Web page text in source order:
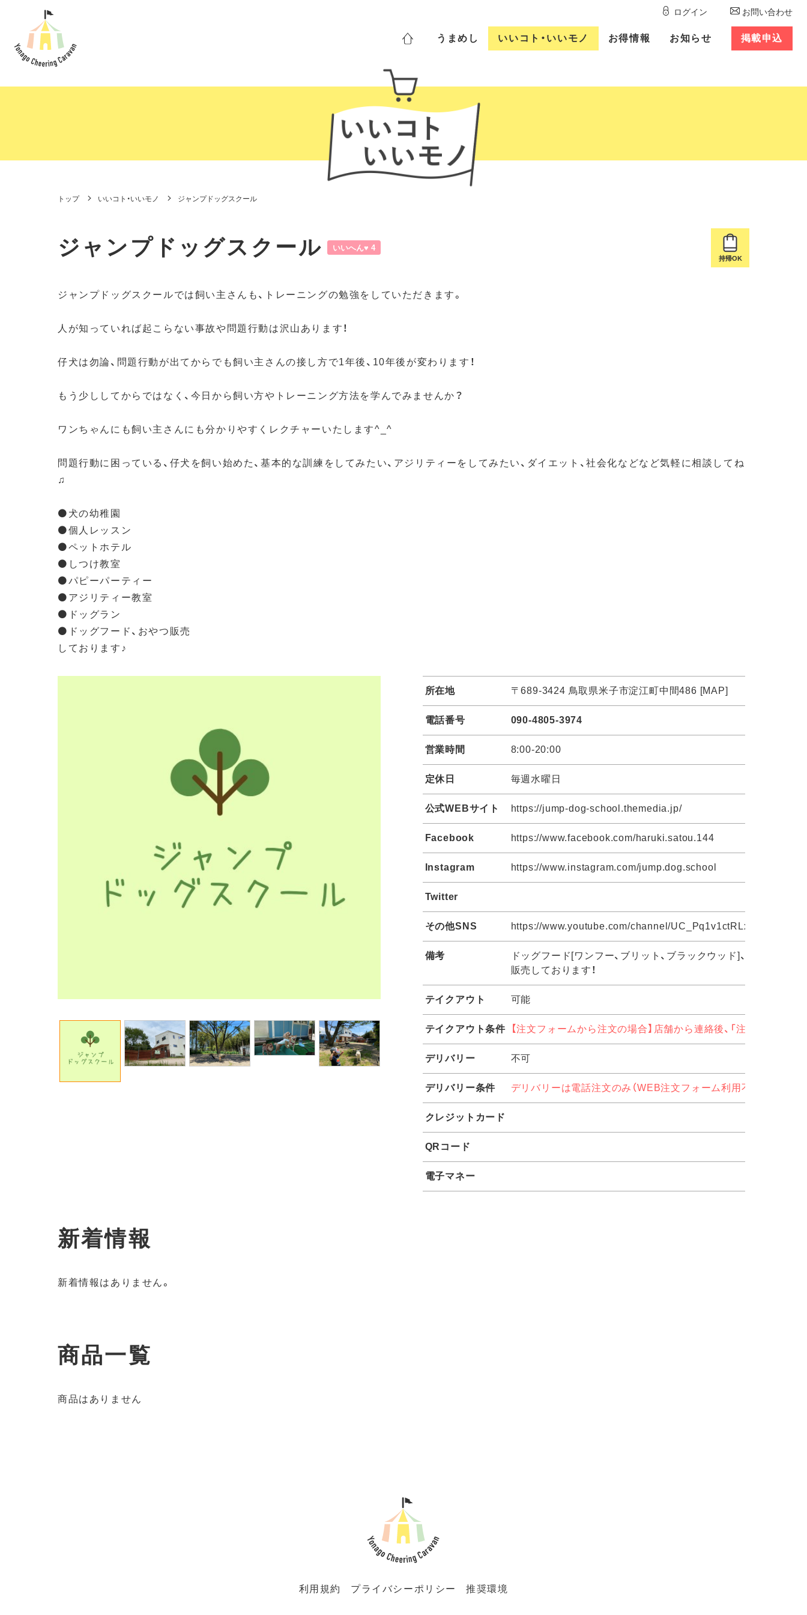
うまめし いいコト ・ いいモノ お得情報 お知らせ 掲載申込
ログイン お問い合わせ
トップ いいコト・いいモノ ジャンプドッグスクール
ジャンプドッグスクール いいへん♥ 4
持帰OK
ジャンプドッグスクールでは飼い主さんも、トレーニングの勉強をしていただきます。
人が知っていれば起こらない事故や問題行動は沢山あります！
仔犬は勿論、問題行動が出てからでも飼い主さんの接し方で1年後、10年後が変わります！
もう少ししてからではなく、今日から飼い方やトレーニング方法を学んでみませんか？
ワンちゃんにも飼い主さんにも分かりやすくレクチャーいたします^_^
問題行動に困っている、仔犬を飼い始めた、基本的な訓練をしてみたい、アジリティーをしてみたい、ダイエット、社会化などなど気軽に相談してね
♫
⚫️犬の幼稚園
⚫️個人レッスン
⚫️ペットホテル
⚫️しつけ教室
⚫️パピーパーティー
⚫️アジリティー教室
⚫️ドッグラン
⚫️ドッグフード、おやつ販売
しております♪
所在地 〒689-3424 鳥取県米子市淀江町中間486 [MAP]
電話番号 090-4805-3974
営業時間 8:00-20:00
定休日 毎週水曜日
公式WEBサイト https://jump-dog-school.themedia.jp/
Facebook https://www.facebook.com/haruki.satou.144
Instagram https://www.instagram.com/jump.dog.school
Twitter
その他SNS https://www.youtube.com/channel/
備考
ドッグフード[ワンフー、ブリット、ブラックウッド]、無添加おやつ
販売しております！
テイクアウト 可能
テイクアウト条件 【注文フォームから注文の場合】店舗から連絡後、「注文確定」
デリバリー 不可
デリバリー条件 デリバリーは電話注文のみ（WEB注文フォーム利用不可）
クレジットカード
QRコード
電子マネー
新着情報
新着情報はありません。
商品一覧
商品はありません
利用規約 プライバシーポリシー 推奨環境